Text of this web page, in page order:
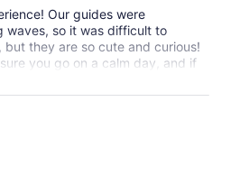
Our guides were
waves, so it was difficult to
but they are so cute and curious!
you go on a calm day, and if
smells, this may not be for you.